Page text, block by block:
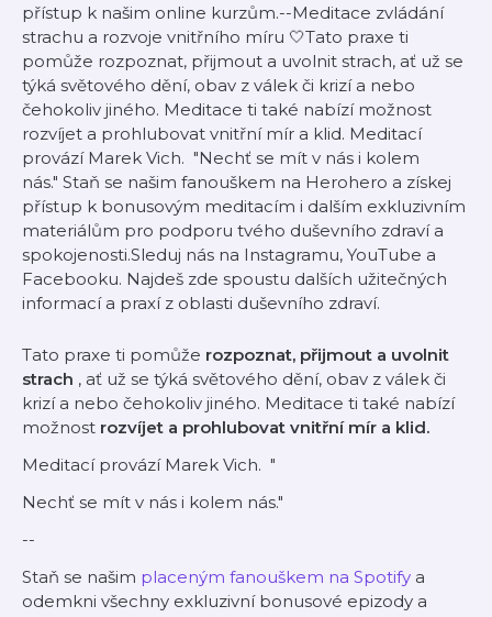
přístup k našim online kurzům.--Meditace zvládání
strachu a rozvoje vnitřního míru 🤍Tato praxe ti
pomůže rozpoznat, přijmout a uvolnit strach, ať už se
týká světového dění, obav z válek či krizí a nebo
čehokoliv jiného. Meditace ti také nabízí možnost
rozvíjet a prohlubovat vnitřní mír a klid. Meditací
provází Marek Vich. "Nechť se mít v nás i kolem
nás." Staň se našim fanouškem na Herohero a získej
přístup k bonusovým meditacím i dalším exkluzivním
materiálům pro podporu tvého duševního zdraví a
spokojenosti.Sleduj nás na Instagramu, YouTube a
Facebooku. Najdeš zde spoustu dalších užitečných
informací a praxí z oblasti duševního zdraví.
Tato praxe ti pomůže rozpoznat, přijmout a uvolnit
strach , ať už se týká světového dění, obav z válek či
krizí a nebo čehokoliv jiného. Meditace ti také nabízí
možnost rozvíjet a prohlubovat vnitřní mír a klid.
Meditací provází Marek Vich. "
Nechť se mít v nás i kolem nás."
--
Staň se našim ⁠placeným fanouškem na Spotify⁠ a
odemkni všechny exkluzivní bonusové epizody a